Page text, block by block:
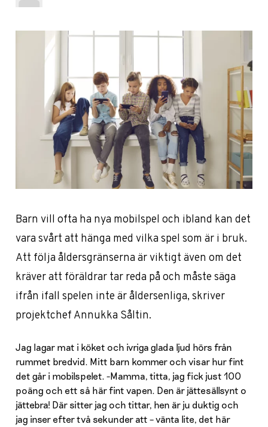
Barn vill ofta ha nya mobilspel och ibland kan det
vara svårt att hänga med vilka spel som är i bruk.
Att följa åldersgränserna är viktigt även om det
kräver att föräldrar tar reda på och måste säga
ifrån ifall spelen inte är åldersenliga, skriver
projektchef Annukka Såltin.
Jag lagar mat i köket och ivriga glada ljud hörs från
rummet bredvid. Mitt barn kommer och visar hur fint
det går i mobilspelet. -Mamma, titta, jag fick just 100
poäng och ett så här fint vapen. Den är jättesällsynt o
jättebra! Där sitter jag och tittar, hen är ju duktig och
jag inser efter två sekunder att – vänta lite, det här